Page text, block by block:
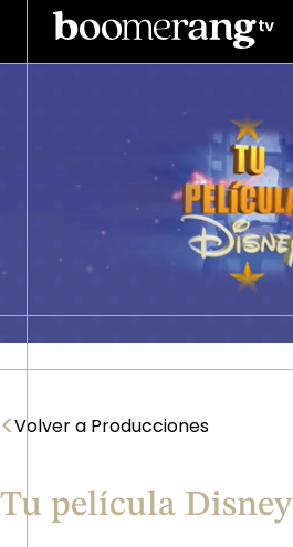
<Volver a Producciones
Tu película Disney